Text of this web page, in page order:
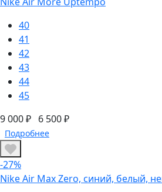
40
41
42
43
44
45
9 000 ₽ 6 500 ₽
Подробнее
-27%
Nike Air Max Zero, синий, белый,